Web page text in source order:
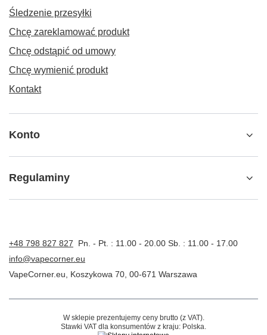
Śledzenie przesyłki
Chcę zareklamować produkt
Chcę odstąpić od umowy
Chcę wymienić produkt
Kontakt
Konto
Regulaminy
+48 798 827 827
Pn. - Pt. : 11.00 - 20.00 Sb. : 11.00 - 17.00
info@vapecorner.eu
VapeCorner.eu
Koszykowa 70 00-671 Warszawa
W sklepie prezentujemy ceny brutto (z VAT).
Stawki VAT dla konsumentów z kraju: Polska.